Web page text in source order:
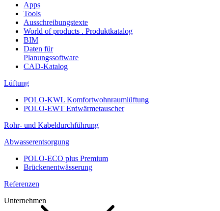
Apps
Tools
Ausschreibungstexte
World of products . Produktkatalog
BIM
Daten für
Planungssoftware
CAD-Katalog
Lüftung
POLO-KWL Komfortwohnraumlüftung
POLO-EWT Erdwärmetauscher
Rohr- und Kabeldurchführung
Abwasserentsorgung
POLO-ECO plus Premium
Brückenentwässerung
Referenzen
Unternehmen